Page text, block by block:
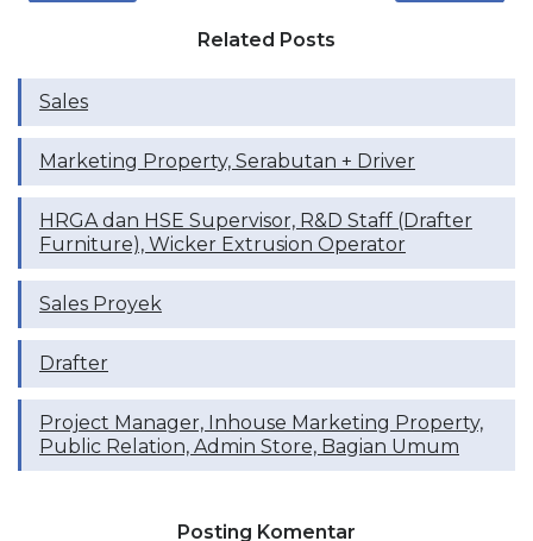
Related Posts
Sales
Marketing Property, Serabutan + Driver
HRGA dan HSE Supervisor, R&D Staff (Drafter
Furniture), Wicker Extrusion Operator
Sales Proyek
Drafter
Project Manager, Inhouse Marketing Property,
Public Relation, Admin Store, Bagian Umum
Posting Komentar